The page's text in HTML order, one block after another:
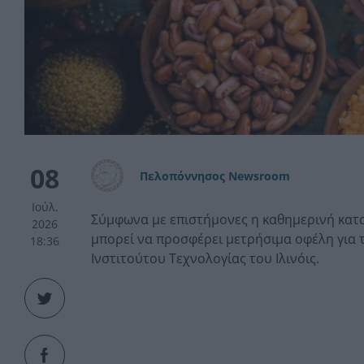
08
Ιούλ.
2026
18:36
Πελοπόννησος Newsroom
Σύμφωνα με επιστήμονες η καθημερινή
μπορεί να προσφέρει μετρήσιμα οφέλη
Ινστιτούτου Τεχνολογίας του Ιλινόις.